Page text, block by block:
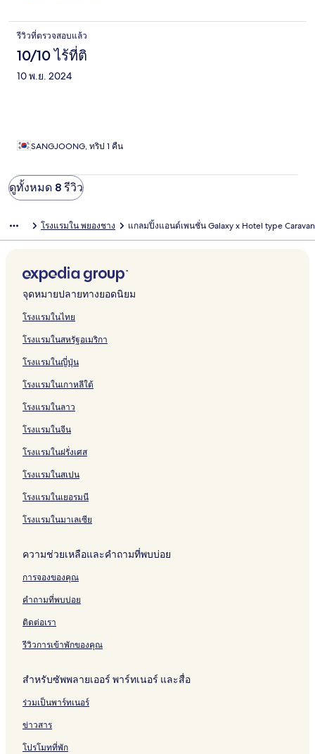
รีวิวที่ตรวจสอบแล้ว
10/10 ไร้ที่ติ
10 พ.ย. 2024
SANGJOONG, ทริป 1 คืน
ดูทั้งหมด 8 รีวิว
โรงแรมใน พยองชาง แกลมปิ้งแอนด์เพนชั่น Galaxy x Hotel type Caravan
จุดหมายปลายทางยอดนิยม
โรงแรมในไทย
โรงแรมในสหรัฐอเมริกา
โรงแรมในญี่ปุ่น
โรงแรมในเกาหลีใต้
โรงแรมในลาว
โรงแรมในจีน
โรงแรมในฝรั่งเศส
โรงแรมในสเปน
โรงแรมในเยอรมนี
โรงแรมในมาเลเซีย
ความช่วยเหลือและคำถามที่พบบ่อย
การจองของคุณ
คำถามที่พบบ่อย
ติดต่อเรา
รีวิวการเข้าพักของคุณ
สำหรับซัพพลายเออร์ พาร์ทเนอร์ และสื่อ
ร่วมเป็นพาร์ทเนอร์
ข่าวสาร
โปรโมทที่พัก